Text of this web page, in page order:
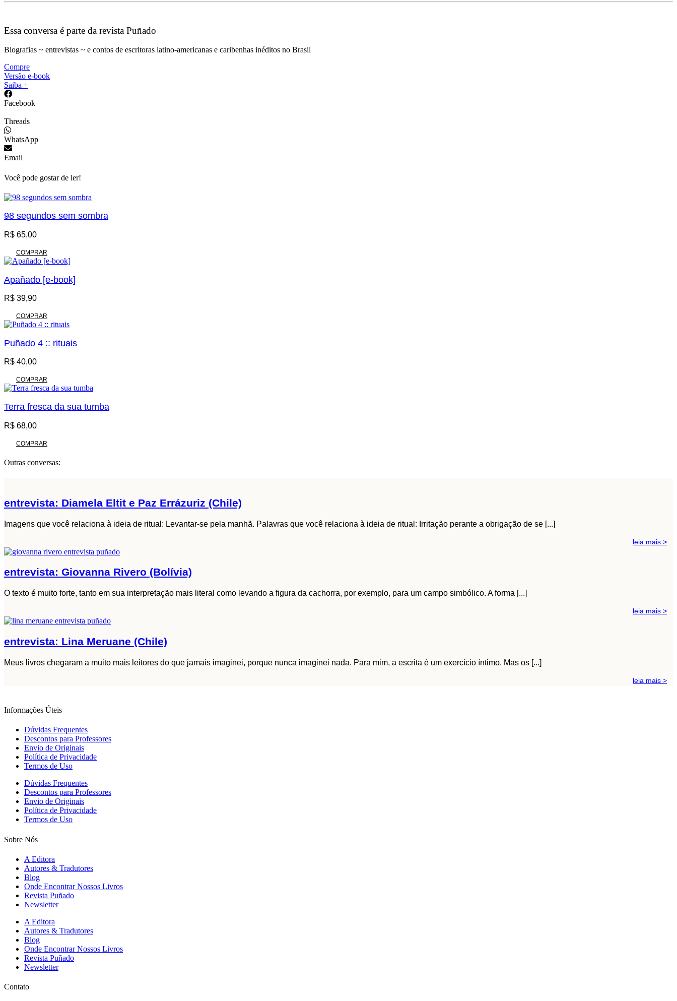
Essa conversa é parte da revista Puñado
Biografias ~ entrevistas ~ e contos de escritoras latino-americanas e caribenhas inéditos no Brasil
Compre
Versão e-book
Saiba +
Facebook
Threads
WhatsApp
Email
Você pode gostar de ler!
98 segundos sem sombra
R$ 65,00
COMPRAR
Apañado [e-book]
R$ 39,90
COMPRAR
Puñado 4 :: rituais
R$ 40,00
COMPRAR
Terra fresca da sua tumba
R$ 68,00
COMPRAR
Outras conversas:
entrevista: Diamela Eltit e Paz Errázuriz (Chile)
Imagens que você relaciona à ideia de ritual: Levantar-se pela manhã. Palavras que você relaciona à ideia de ritual: Irritação perante a obrigação de se [...]
leia mais >
entrevista: Giovanna Rivero (Bolívia)
O texto é muito forte, tanto em sua interpretação mais literal como levando a figura da cachorra, por exemplo, para um campo simbólico. A forma [...]
leia mais >
entrevista: Lina Meruane (Chile)
Meus livros chegaram a muito mais leitores do que jamais imaginei, porque nunca imaginei nada. Para mim, a escrita é um exercício íntimo. Mas os [...]
leia mais >
Informações Úteis
Dúvidas Frequentes
Descontos para Professores
Envio de Originais
Política de Privacidade
Termos de Uso
Dúvidas Frequentes
Descontos para Professores
Envio de Originais
Política de Privacidade
Termos de Uso
Sobre Nós
A Editora
Autores & Tradutores
Blog
Onde Encontrar Nossos Livros
Revista Puñado
Newsletter
A Editora
Autores & Tradutores
Blog
Onde Encontrar Nossos Livros
Revista Puñado
Newsletter
Contato